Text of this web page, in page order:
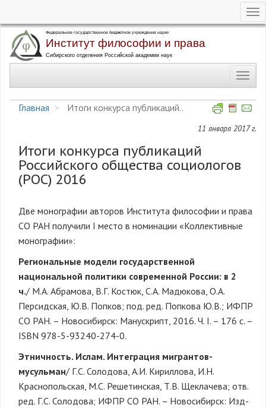
Перейти
основному
Главная
Итоги конкурса публикаций..
11 января 2017 г.
Итоги конкурса публикаций
Российского общества социологов
(РОС) 2016
Две монографии авторов Института философии и права
СО РАН получили I место в номинации «Коллективные
монографии»:
Региональные модели государственной
национальной политики современной России: в 2
ч./ М.А. Абрамова, В.Г. Костюк, С.А. Мадюкова, О.А.
Персидская, Ю.В. Попков; под. ред. Попкова Ю.В.; ИФПР
СО РАН. – Новосибирск: Манускрипт, 2016. Ч. I. – 176 с. –
ISBN 978-5-93240-274-0.
Этничность. Ислам. Интеграция мигрантов-
мусульман/ Г.С. Солодова, А.И. Кириллова, И.Н.
Краснопольская, М.С. Решетинская, Т.В. Щеклачева; отв.
ред. Г.С. Солодова; ИФПР СО РАН. – Новосибирск: Изд-